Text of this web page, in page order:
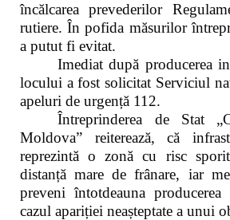
încălcarea prevederilor
rutiere. În pofida măsurilor
a putut fi evitat.
Imediat după producerea
locului a fost solicitat Serviciul
apeluri de urgență 112.
Întreprinderea de Stat
Moldova” reiterează, că
reprezintă o zonă cu risc
distanță mare de frânare, iar
preveni întotdeauna
cazul apariției neașteptate a unui